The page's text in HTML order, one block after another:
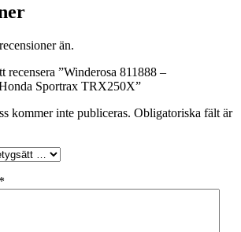
än.
recensera ”Winderosa 811888 –
Sportrax TRX250X”
kommer inte publiceras. Obligatoriska fält är
*